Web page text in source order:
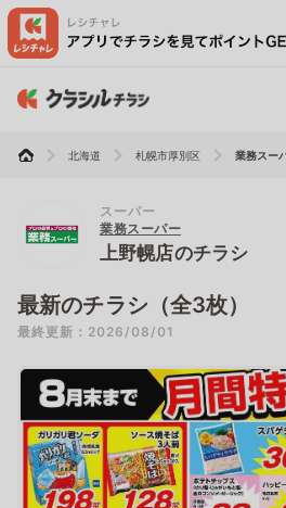
北海道 札幌市厚別区 業務スー
スーパー
業務スーパー
上野幌店のチラシ
最新のチラシ（全3枚）
最終更新：2026/08/01